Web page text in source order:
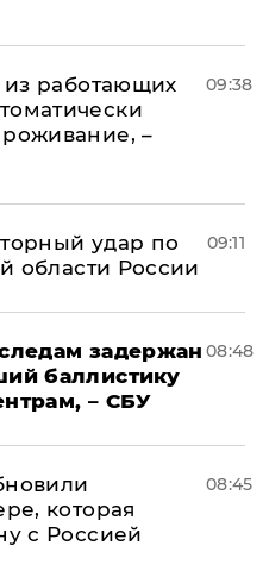
из работающих
–
09:38
удар по
области России
09:11
задержан
баллистику
– СБУ
08:48
которая
с Россией
08:45